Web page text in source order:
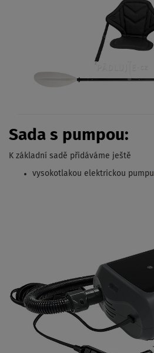
Sada s pumpou:
K základní sadě přidáváme ještě
vysokotlakou elektrickou pumpu